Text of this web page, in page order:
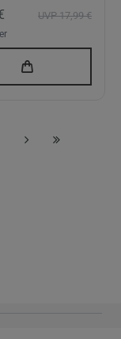
- DTL
UVP 17,99 €